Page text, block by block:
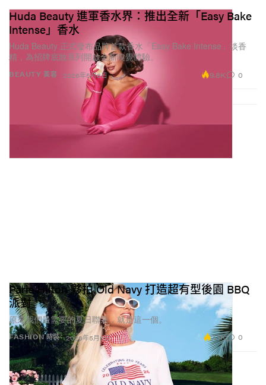
BEAUTY 美容
Huda Beauty 進軍香水界：推出全新「Easy Bake
Intense」香水
Huda Beauty 正式發布品牌首款香水「Easy Bake Intense」淡香
精，為招牌底妝系列開啟全新嗅覺體驗。
2026年5月6日 9.8K 0
FASHION 時裝
Paris Hilton 夥拍 Old Navy 打造超有型後園 BBQ
派對
原來我們最需要的夏日聯乘，就是這一個。
2026年5月6日 3.1K 0